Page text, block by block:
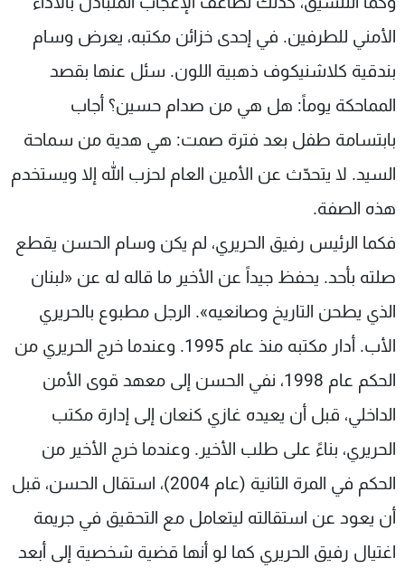
الأمني للطرفين. في إحدى خزائن مكتبه، يعرض وسام
بندقية كلاشنيكوف ذهبية اللون. سئل عنها بقصد
المماحكة يوماً: هل هي من صدام حسين؟ أجاب
بابتسامة طفل بعد فترة صمت: هي هدية من سماحة
السيد. لا يتحدّث عن الأمين العام لحزب الله إلا ويستخدم
هذه الصفة.
فكما الرئيس رفيق الحريري، لم يكن وسام الحسن يقطع
صلته بأحد. يحفظ جيداً عن الأخير ما قاله له عن «لبنان
الذي يطحن التاريخ وصانعيه». الرجل مطبوع بالحريري
الأب. أدار مكتبه منذ عام 1995. وعندما خرج الحريري من
الحكم عام 1998، نفي الحسن إلى معهد قوى الأمن
الداخلي، قبل أن يعيده غازي كنعان إلى إدارة مكتب
الحريري، بناءً على طلب الأخير. وعندما خرج الأخير من
الحكم في المرة الثانية (عام 2004)، استقال الحسن، قبل
أن يعود عن استقالته ليتعامل مع التحقيق في جريمة
اغتيال رفيق الحريري كما لو أنها قضية شخصية إلى أبعد